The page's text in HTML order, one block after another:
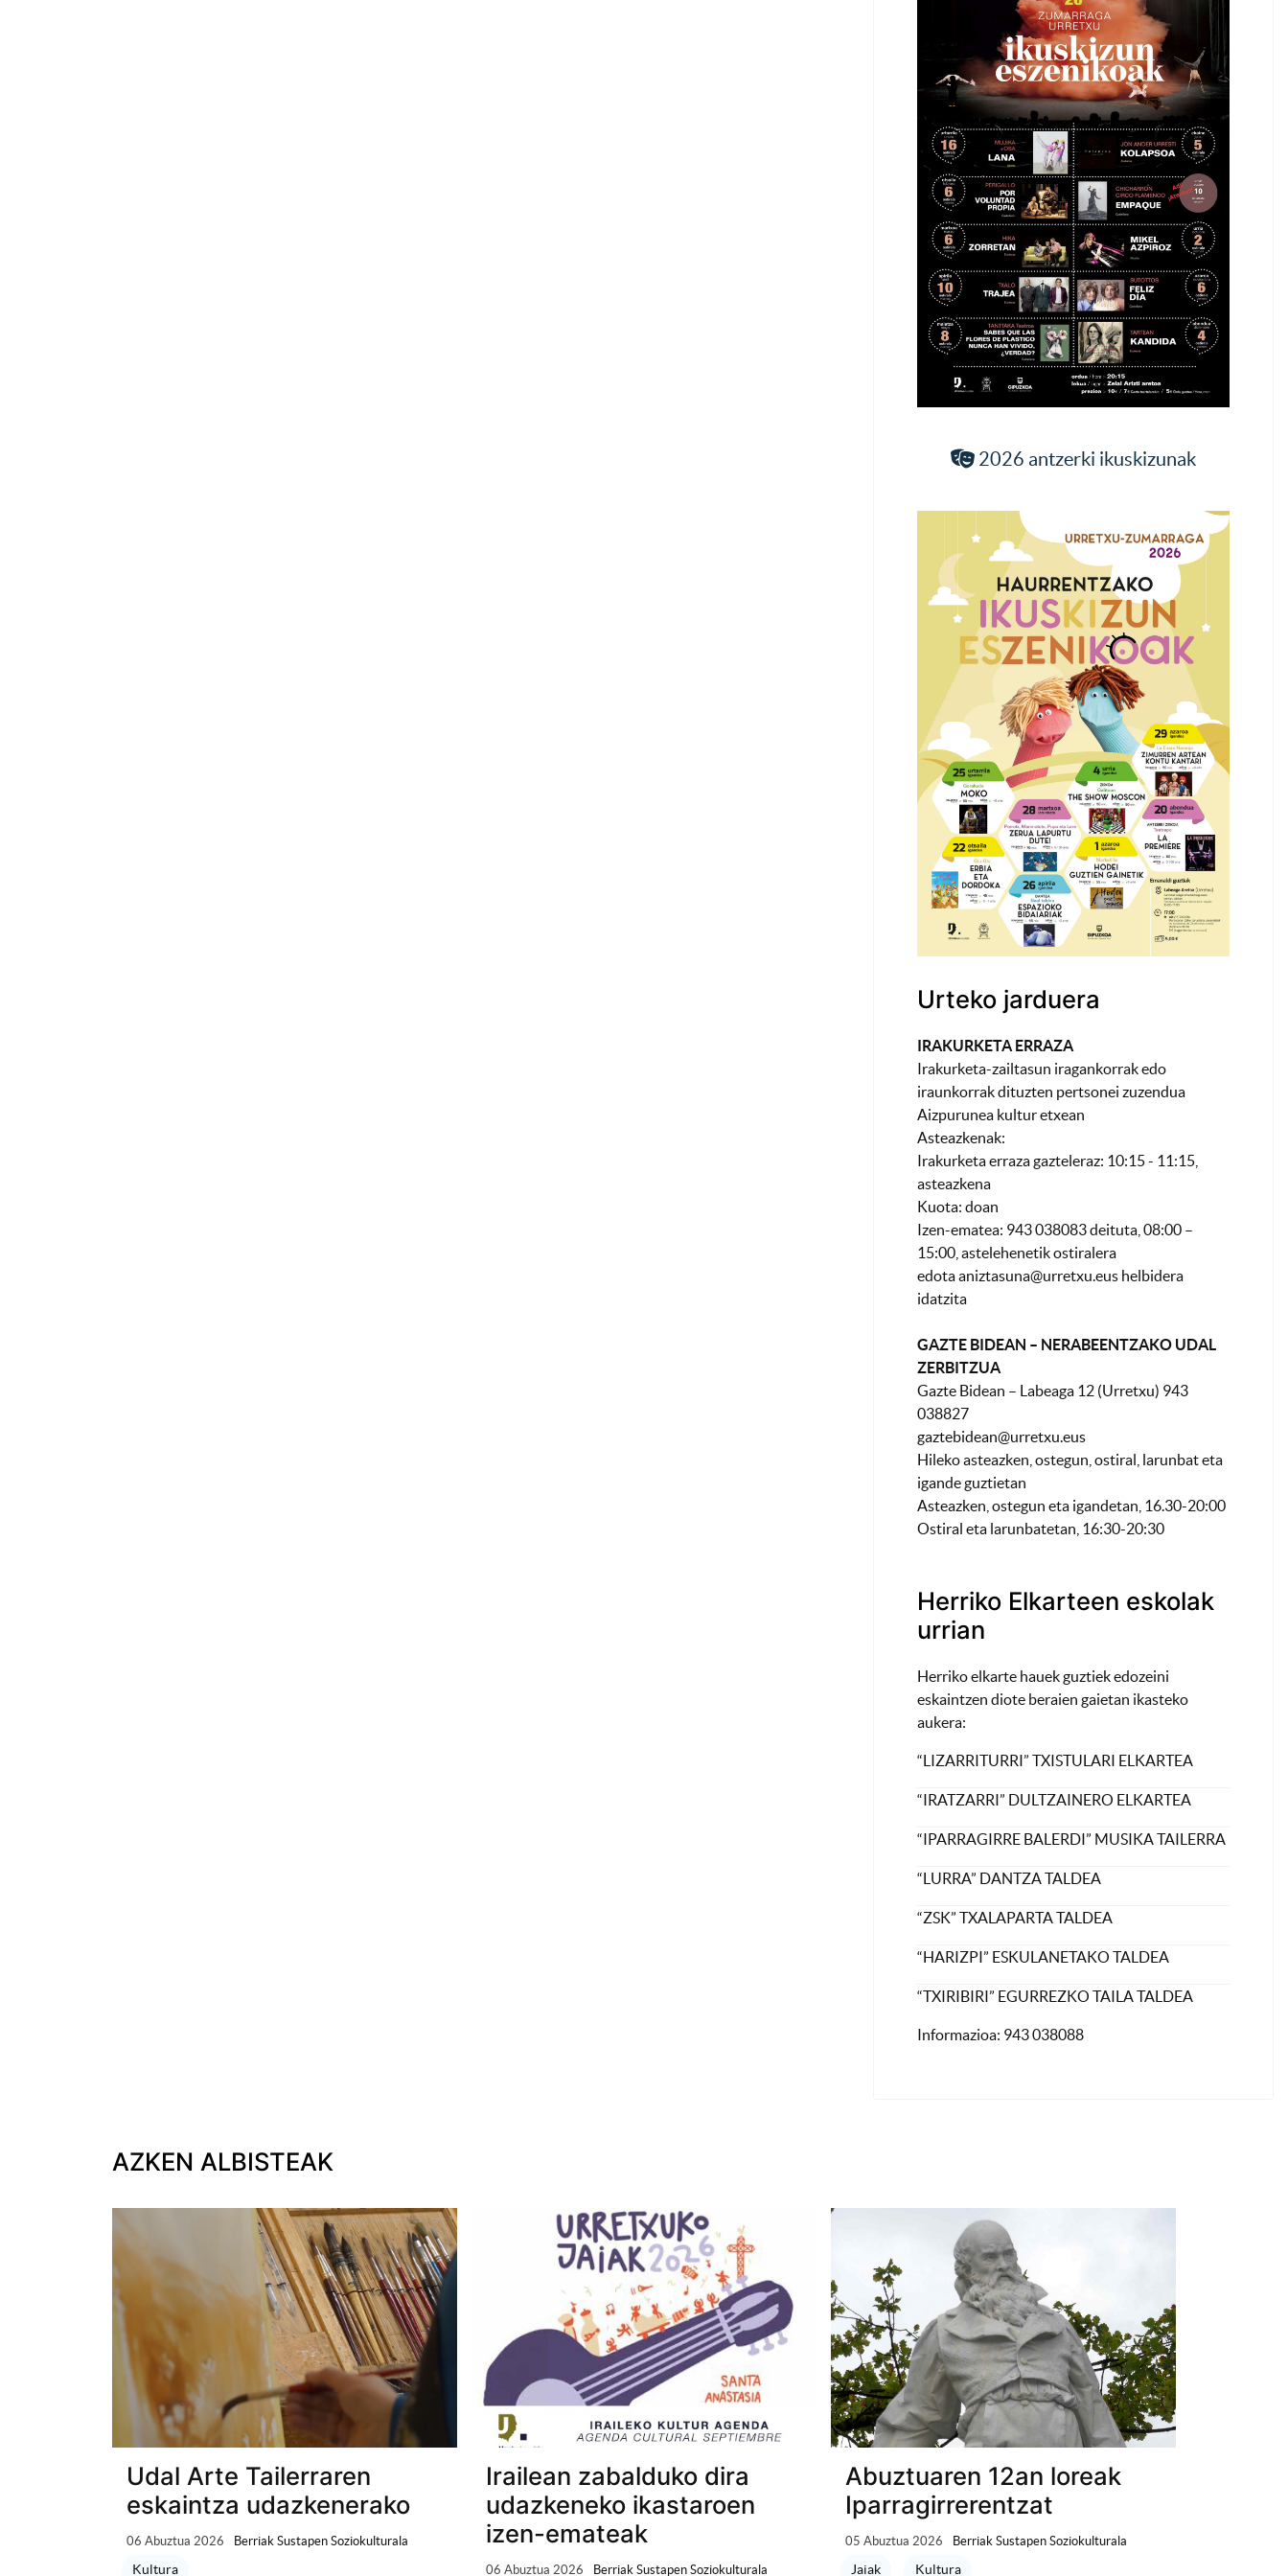
2026 antzerki ikuskizunak
Urteko jarduera
IRAKURKETA ERRAZA
Irakurketa-zailtasun iragankorrak edo
iraunkorrak dituzten pertsonei zuzendua
Aizpurunea kultur etxean
Asteazkenak:
Irakurketa erraza gazteleraz: 10:15 - 11:15,
asteazkena
Kuota: doan
Izen-ematea: 943 038083 deituta, 08:00 –
15:00, astelehenetik ostiralera
edotaaniztasuna@urretxu.eus helbidera
idatzita
GAZTE BIDEAN – NERABEENTZAKO UDAL
ZERBITZUA
Gazte Bidean – Labeaga 12 (Urretxu) 943
038827
gaztebidean@urretxu.eus
Hileko asteazken, ostegun, ostiral, larunbat eta
igande guztietan
Asteazken, ostegun eta igandetan, 16.30-20:00
Ostiral eta larunbatetan, 16:30-20:30
Herriko Elkarteen eskolak
urrian
Herriko elkarte hauek guztiek edozeini
eskaintzen diote beraien gaietan ikasteko
aukera:
“LIZARRITURRI” TXISTULARI ELKARTEA
“IRATZARRI” DULTZAINERO ELKARTEA
“IPARRAGIRRE BALERDI” MUSIKA TAILERRA
“LURRA” DANTZA TALDEA
“ZSK” TXALAPARTA TALDEA
“HARIZPI” ESKULANETAKO TALDEA
“TXIRIBIRI” EGURREZKO TAILA TALDEA
Informazioa: 943 038088
AZKEN ALBISTEAK
Udal Arte Tailerraren
eskaintza udazkenerako
06 Abuztua 2026 Berriak Sustapen Soziokulturala
Kultura
Irailean zabalduko dira
udazkeneko ikastaroen
izen-emateak
06 Abuztua 2026 Berriak Sustapen Soziokulturala
Abuztuaren 12an loreak
Iparragirrerentzat
05 Abuztua 2026 Berriak Sustapen Soziokulturala
Jaiak Kultura